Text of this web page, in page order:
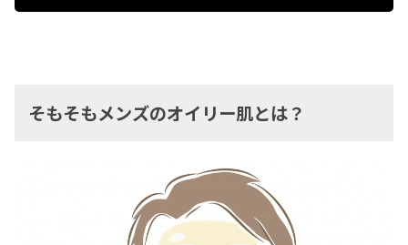
そもそもメンズのオイリー肌とは？